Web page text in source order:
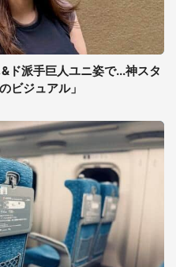
ド派手巨人ユニ姿で...神スタ
ビジュアル」